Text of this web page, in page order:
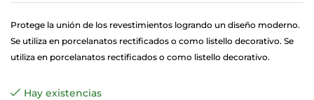
Name *
Protege la unión de los revestimientos logrando un diseño moderno.
Se utiliza en porcelanatos rectificados o como listello decorativo. Se
utiliza en porcelanatos rectificados o como listello decorativo.
Hay existencias